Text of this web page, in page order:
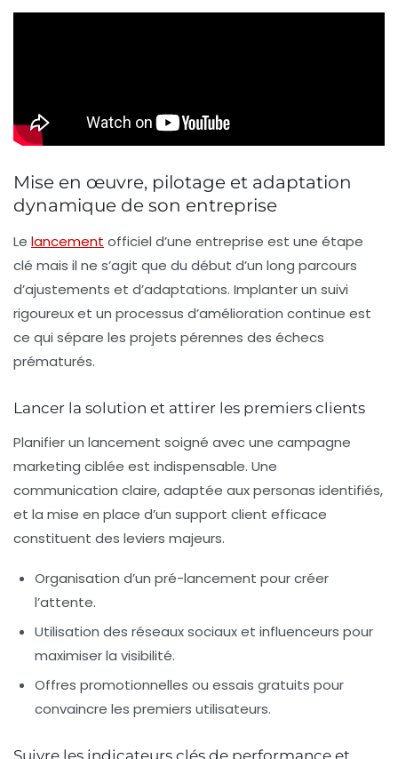
Mise en œuvre, pilotage et adaptation
dynamique de son entreprise
Le lancement officiel d’une entreprise est une étape
clé mais il ne s’agit que du début d’un long parcours
d’ajustements et d’adaptations. Implanter un suivi
rigoureux et un processus d’amélioration continue est
ce qui sépare les projets pérennes des échecs
prématurés.
Lancer la solution et attirer les premiers clients
Planifier un lancement soigné avec une campagne
marketing ciblée est indispensable. Une
communication claire, adaptée aux personas identifiés,
et la mise en place d’un support client efficace
constituent des leviers majeurs.
Organisation d’un pré-lancement pour créer
l’attente.
Utilisation des réseaux sociaux et influenceurs pour
maximiser la visibilité.
Offres promotionnelles ou essais gratuits pour
convaincre les premiers utilisateurs.
Suivre les indicateurs clés de performance et